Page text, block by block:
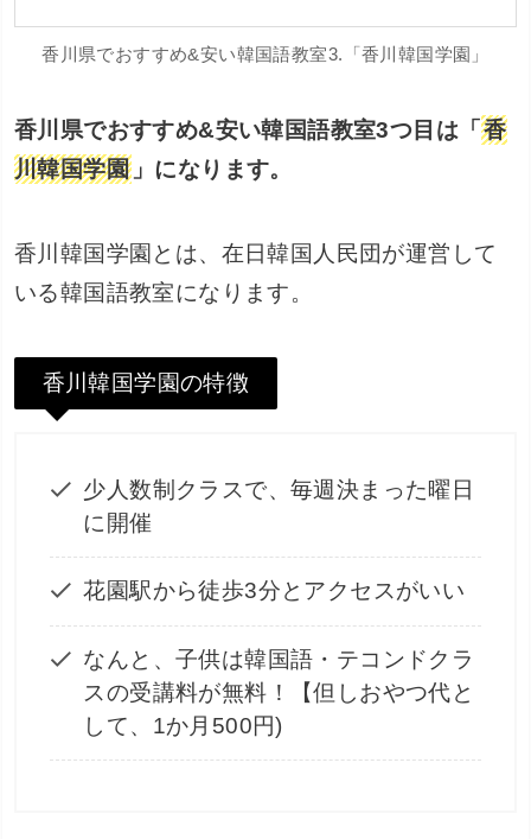
香川県でおすすめ&安い韓国語教室3.「香川韓国学園」
香川県でおすすめ&安い韓国語教室3つ目は「香
川韓国学園 」になります。
香川韓国学園とは、在日韓国人民団が運営して
いる韓国語教室になります。
香川韓国学園の特徴
少人数制クラスで、毎週決まった曜日
に開催
花園駅から徒歩3分とアクセスがいい
なんと、子供は韓国語・テコンドクラ
スの受講料が無料！【但しおやつ代と
して、1か月500円)